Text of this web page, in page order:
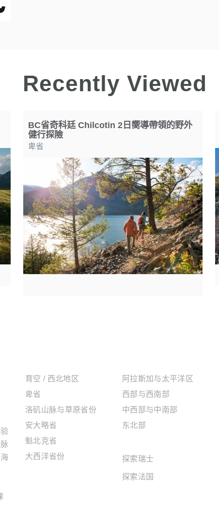
Recently Viewed
BC省奇科廷 Chilcotin 2日嚮導帶領的野外
健行探險
卑省
育空 / 西北地区
卑省
洛矶山脉与草原省份
安大略省
魁北克省
大西洋省份
阿拉斯加与太平洋区
西部与西南部
中西部与中南部
东北部
探索瑞士
探索法国